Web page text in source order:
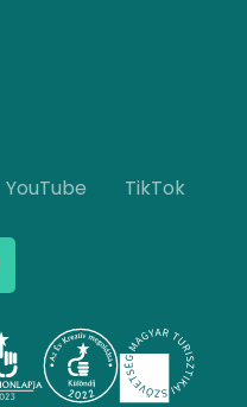
YouTube TikTok